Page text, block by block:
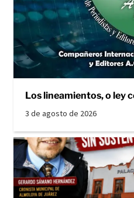
Los lineamientos, o ley
3 de agosto de 2026